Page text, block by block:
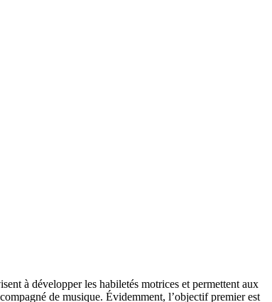
à développer les habiletés motrices et permettent aux
de musique. Évidemment, l’objectif premier est